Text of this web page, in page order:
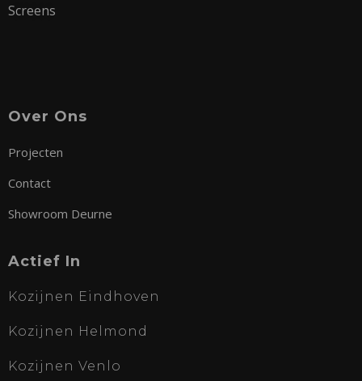
Screens
Over Ons
Projecten
Contact
Showroom Deurne
Actief In
Kozijnen Eindhoven
Kozijnen Helmond
Kozijnen Venlo